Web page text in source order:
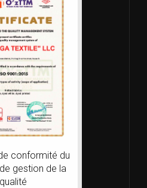
conformité du
gestion de la
qualité